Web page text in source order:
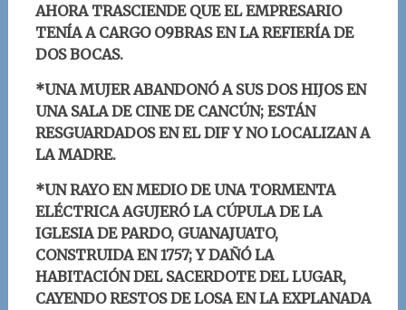
AHORA TRASCIENDE QUE EL EMPRESARIO
TENÍA A CARGO O9BRAS EN LA REFIERÍA DE
DOS BOCAS.
*UNA MUJER ABANDONÓ A SUS DOS HIJOS EN
UNA SALA DE CINE DE CANCÚN; ESTÁN
RESGUARDADOS EN EL DIF Y NO LOCALIZAN A
LA MADRE.
*UN RAYO EN MEDIO DE UNA TORMENTA
ELÉCTRICA AGUJERÓ LA CÚPULA DE LA
IGLESIA DE PARDO, GUANAJUATO,
CONSTRUIDA EN 1757; Y DAÑÓ LA
HABITACIÓN DEL SACERDOTE DEL LUGAR,
CAYENDO RESTOS DE LOSA EN LA EXPLANADA